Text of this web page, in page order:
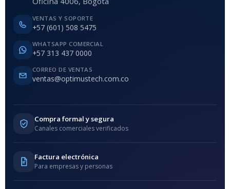
VENTAS Y SOPORTE
+57 (601) 508 5475
WHATSAPP COMERCIAL
+57 313 437 0000
CORREO DE VENTAS
ventas@optimustech.com.co
Compra formal y segura
Canales comerciales verificados
Factura electrónica
Para empresas y personas